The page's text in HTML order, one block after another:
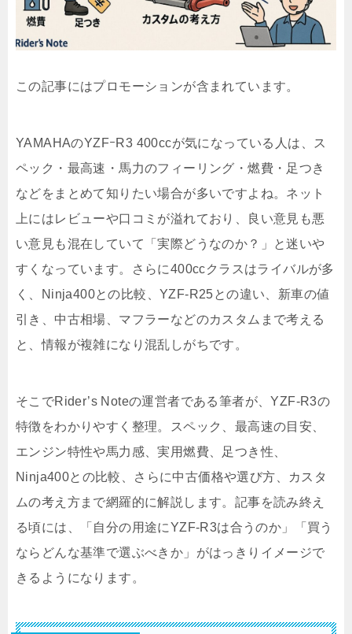
この記事にはプロモーションが含まれています。
YAMAHAのYZFｰR3 400ccが気になっている人は、ス
ペック・最高速・馬力のフィーリング・燃費・足つき
などをまとめて知りたい場合が多いですよね。ネット
上にはレビューや口コミが溢れており、良い意見も悪
い意見も混在していて「実際どうなのか？」と迷いや
すくなっています。さらに400ccクラスはライバルが多
く、Ninja400との比較、YZF-R25との違い、新車の値
引き、中古相場、マフラーなどのカスタムまで考える
と、情報が複雑になり混乱しがちです。
そこでRider’s Noteの運営者である筆者が、YZF-R3の
特徴をわかりやすく整理。スペック、最高速の目安、
エンジン特性や馬力感、実用燃費、足つき性、
Ninja400との比較、さらに中古価格や選び方、カスタ
ムの考え方まで網羅的に解説します。記事を読み終え
る頃には、「自分の用途にYZF-R3は合うのか」「買う
ならどんな基準で選ぶべきか」がはっきりイメージで
きるようになります。